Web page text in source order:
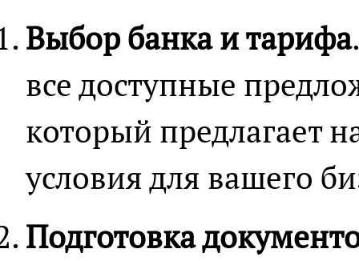
Выбор банка и тарифа
все доступные
который предлагает
условия для вашего
Подготовка